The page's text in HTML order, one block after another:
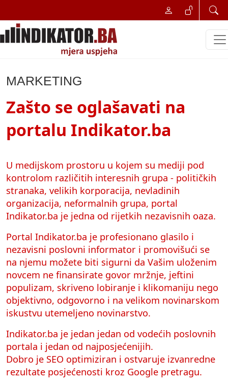
MARKETING
Zašto se oglašavati na
portalu Indikator.ba
U medijskom prostoru u kojem su mediji pod
kontrolom različitih interesnih grupa - političkih
stranaka, velikih korporacija, nevladinih
organizacija, neformalnih grupa, portal
Indikator.ba je jedna od rijetkih nezavisnih oaza.
Portal Indikator.ba je profesionano glasilo i
nezavisni poslovni informator i promovišući se
na njemu možete biti sigurni da Vašim uloženim
novcem ne finansirate govor mržnje, jeftini
populizam, skriveno lobiranje i klikomaniju nego
objektivno, odgovorno i na velikom novinarskom
iskustvu utemeljeno novinarstvo.
Indikator.ba je jedan jedan od vodećih poslovnih
portala i jedan od najposjećenijih.
Dobro je SEO optimiziran i ostvaruje izvanredne
rezultate posjećenosti kroz Google pretragu.